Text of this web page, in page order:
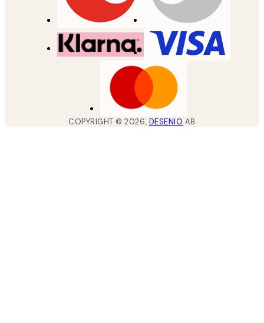
COPYRIGHT ©2026, DESENIO AB